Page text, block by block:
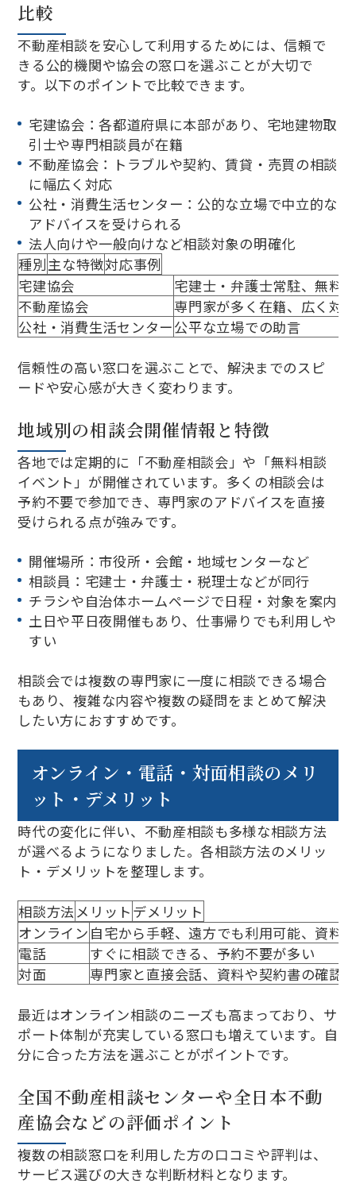
比較
不動産相談を安心して利用するためには、信頼で
きる公的機関や協会の窓口を選ぶことが大切で
す。以下のポイントで比較できます。
宅建協会：各都道府県に本部があり、宅地建物取
引士や専門相談員が在籍
不動産協会：トラブルや契約、賃貸・売買の相談
に幅広く対応
公社・消費生活センター：公的な立場で中立的な
アドバイスを受けられる
法人向けや一般向けなど相談対象の明確化
種別主な特徴対応事例
宅建協会
宅建士・弁護士常駐、無料
不動産協会
専門家が多く在籍、広く対
公社・消費生活センター公平な立場での助言
信頼性の高い窓口を選ぶことで、解決までのスピ
ードや安心感が大きく変わります。
地域別の相談会開催情報と特徴
各地では定期的に「不動産相談会」や「無料相談
イベント」が開催されています。多くの相談会は
予約不要で参加でき、専門家のアドバイスを直接
受けられる点が強みです。
開催場所：市役所・会館・地域センターなど
相談員：宅建士・弁護士・税理士などが同行
チラシや自治体ホームページで日程・対象を案内
土日や平日夜開催もあり、仕事帰りでも利用しや
すい
相談会では複数の専門家に一度に相談できる場合
もあり、複雑な内容や複数の疑問をまとめて解決
したい方におすすめです。
オンライン・電話・対面相談のメリ
ット・デメリット
時代の変化に伴い、不動産相談も多様な相談方法
が選べるようになりました。各相談方法のメリッ
ト・デメリットを整理します。
相談方法 メリット デメリット
オンライン 自宅から手軽、遠方でも利用可能、資料
電話
すぐに相談できる、予約不要が多い
対面
専門家と直接会話、資料や契約書の確認
最近はオンライン相談のニーズも高まっており、サ
ポート体制が充実している窓口も増えています。自
分に合った方法を選ぶことがポイントです。
全国不動産相談センターや全日本不動
産協会などの評価ポイント
複数の相談窓口を利用した方の口コミや評判は、
サービス選びの大きな判断材料となります。